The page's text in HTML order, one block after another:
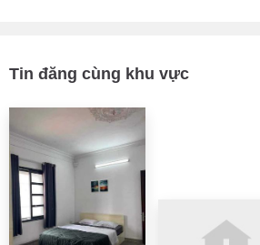
Tin đăng cùng khu vực